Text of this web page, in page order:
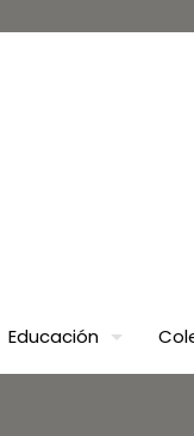
Educación